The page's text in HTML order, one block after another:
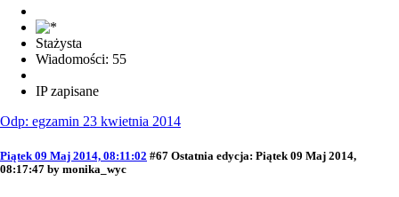
Stażysta
Wiadomości: 55
IP zapisane
Odp: egzamin 23 kwietnia 2014
Piątek 09 Maj 2014, 08:11:02 #67 Ostatnia edycja: Piątek 09 Maj 2014,
08:17:47 by monika_wyc